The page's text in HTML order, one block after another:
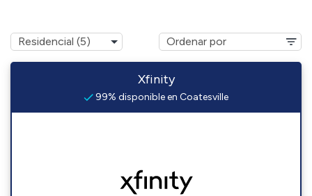
Xfinity
99% disponible en Coatesville